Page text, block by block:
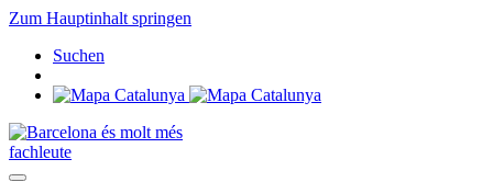
Zum Hauptinhalt springen
Suchen
fachleute